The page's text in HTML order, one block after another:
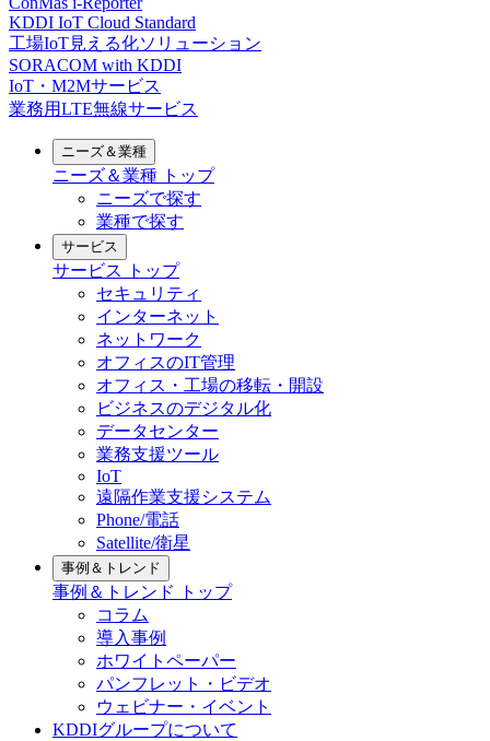
KDDI IoT Cloud Standard
工場IoT見える化ソリューション
SORACOM with KDDI
IoT・M2Mサービス
業務用LTE無線サービス
ニーズ＆業種
ニーズ＆業種 トップ
ニーズで探す
業種で探す
サービス
サービス
トップ
セキュリティ
インターネット
ネットワーク
オフィスのIT管理
オフィス・工場の移転・開設
ビジネスのデジタル化
データセンター
業務支援ツール
IoT
遠隔作業支援システム
Phone/電話
Satellite/衛星
事例＆トレンド
事例＆トレンド
トップ
コラム
導入事例
ホワイトペーパー
パンフレット・ビデオ
ウェビナー・イベント
KDDIグループについて